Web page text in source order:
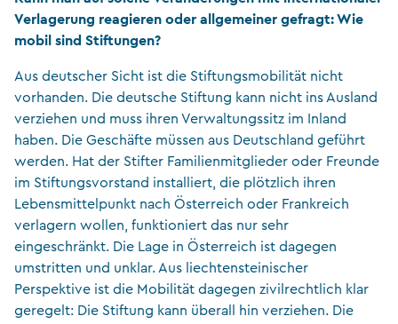
Verlagerung reagieren oder allgemeiner gefragt: Wie
mobil sind Stiftungen?
Aus deutscher Sicht ist die Stiftungsmobilität nicht
vorhanden. Die deutsche Stiftung kann nicht ins Ausland
verziehen und muss ihren Verwaltungssitz im Inland
haben. Die Geschäfte müssen aus Deutschland geführt
werden. Hat der Stifter Familienmitglieder oder Freunde
im Stiftungsvorstand installiert, die plötzlich ihren
Lebensmittelpunkt nach Österreich oder Frankreich
verlagern wollen, funktioniert das nur sehr
eingeschränkt. Die Lage in Österreich ist dagegen
umstritten und unklar. Aus liechtensteinischer
Perspektive ist die Mobilität dagegen zivilrechtlich klar
geregelt: Die Stiftung kann überall hin verziehen. Die